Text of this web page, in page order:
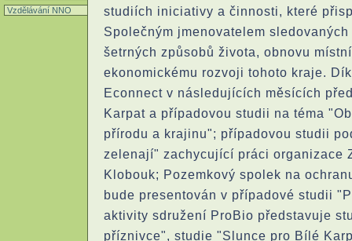
Vzdělávání NNO
studiích iniciativy a činnosti, které
Společným jmenovatelem
šetrných způsobů života, obnovu
ekonomickému rozvoji tohoto kraje.
Econnect v následujících měsících
Karpat a případovou studii na téma
přírodu a krajinu"; případovou studii
zelenají" zachycující práci organizace
Klobouk; Pozemkový spolek na
bude presentován v případové studii
aktivity sdružení ProBio představuje
příznivce", studie "Slunce pro Bílé